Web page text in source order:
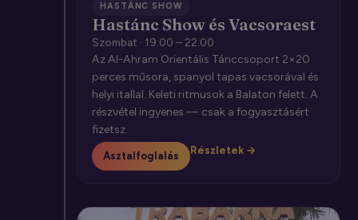
HASTÁNC SHOW
Hastánc Show és Vacsoraest
Szombat · 19:00 – 22:00
Az Al-Ahram Orientális Tánccsoport 2×20
perces műsora, spanyol tapas vacsorával és
helyi itallal. Keleti ritmusok a Balaton felett. A
részvétel ingyenes — csak a fogyasztásért
fizetsz.
Asztalfoglalás Részletek →